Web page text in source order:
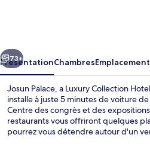
Collection
Hotel,
Seoul
Gangnam
Suivant
73+
PrésentationChambresEmplacement
Josun Palace, a Luxury Collection
installe à juste 5 minutes de voiture
Centre des congrès et des
restaurants vous offriront quelques
pourrez vous détendre autour d'un